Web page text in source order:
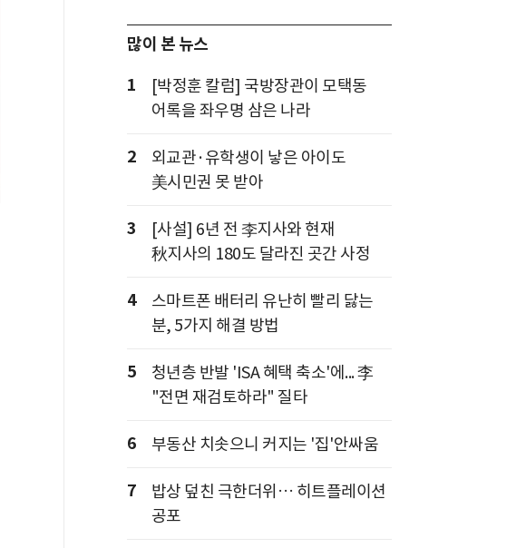
많이 본 뉴스
1
[박정훈 칼럼] 국방장관이 모택동
어록을 좌우명 삼은 나라
2
외교관·유학생이 낳은 아이도
美시민권 못 받아
3
[사설] 6년 전 李지사와 현재
秋지사의 180도 달라진 곳간 사정
4
스마트폰 배터리 유난히 빨리 닳는
분, 5가지 해결 방법
5
청년층 반발 'ISA 혜택 축소'에... 李
"전면 재검토하라" 질타
6 부동산 치솟으니 커지는 '집'안싸움
7
밥상 덮친 극한더위… 히트플레이션
공포